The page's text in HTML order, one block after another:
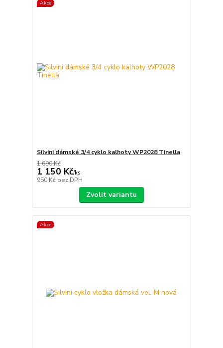
Akce
Silvini dámské 3/4 cyklo kalhoty WP2028 Tinella
1 690 Kč
1 150 Kč/ks
950 Kč bez DPH
Zvolit variantu
Akce